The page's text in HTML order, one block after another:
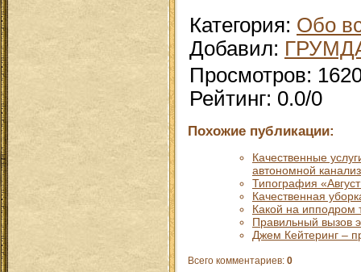
Категория: Обо
Добавил:
Просмотров:
Рейтинг: 0.0/0
Похожие публикации:
Качественные
автономной
Типография
Качественная
Какой на ипподром
Правильный вызов
Джем Кейтеринг –
Всего комментариев: 0